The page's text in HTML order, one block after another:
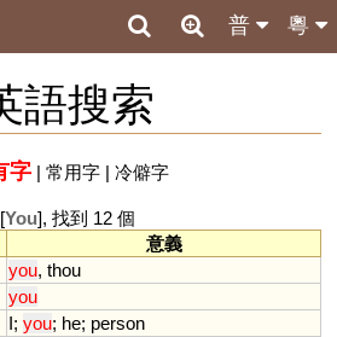
粵
普
語搜索
字| 常用字| 冷僻字
[You], 找到 12 個
意義
you, thou
you
I; you; he; person